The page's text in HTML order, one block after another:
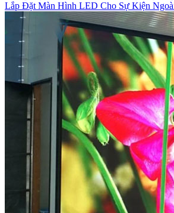
Lắp Đặt Màn Hình LED Cho Sự Kiện